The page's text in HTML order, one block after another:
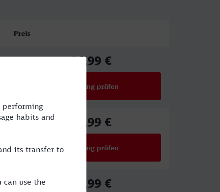
Preis
86,99 €
Verbindung prüfen
86,99 €
Verbindung prüfen
59,99 €